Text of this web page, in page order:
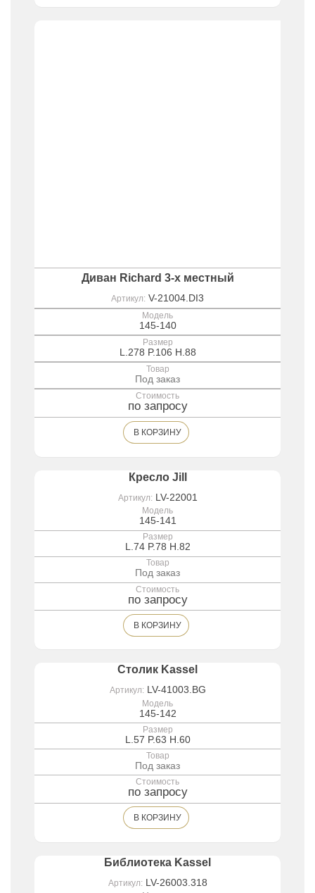
Диван Richard 3-х местный
Артикул: V-21004.DI3
Модель
145-140
Размер
L.278 P.106 H.88
Товар
Под заказ
Стоимость
по запросу
В КОРЗИНУ
Кресло Jill
Артикул: LV-22001
Модель
145-141
Размер
L.74 P.78 H.82
Товар
Под заказ
Стоимость
по запросу
В КОРЗИНУ
Столик Kassel
Артикул: LV-41003.BG
Модель
145-142
Размер
L.57 P.63 H.60
Товар
Под заказ
Стоимость
по запросу
В КОРЗИНУ
Библиотека Kassel
Артикул: LV-26003.318